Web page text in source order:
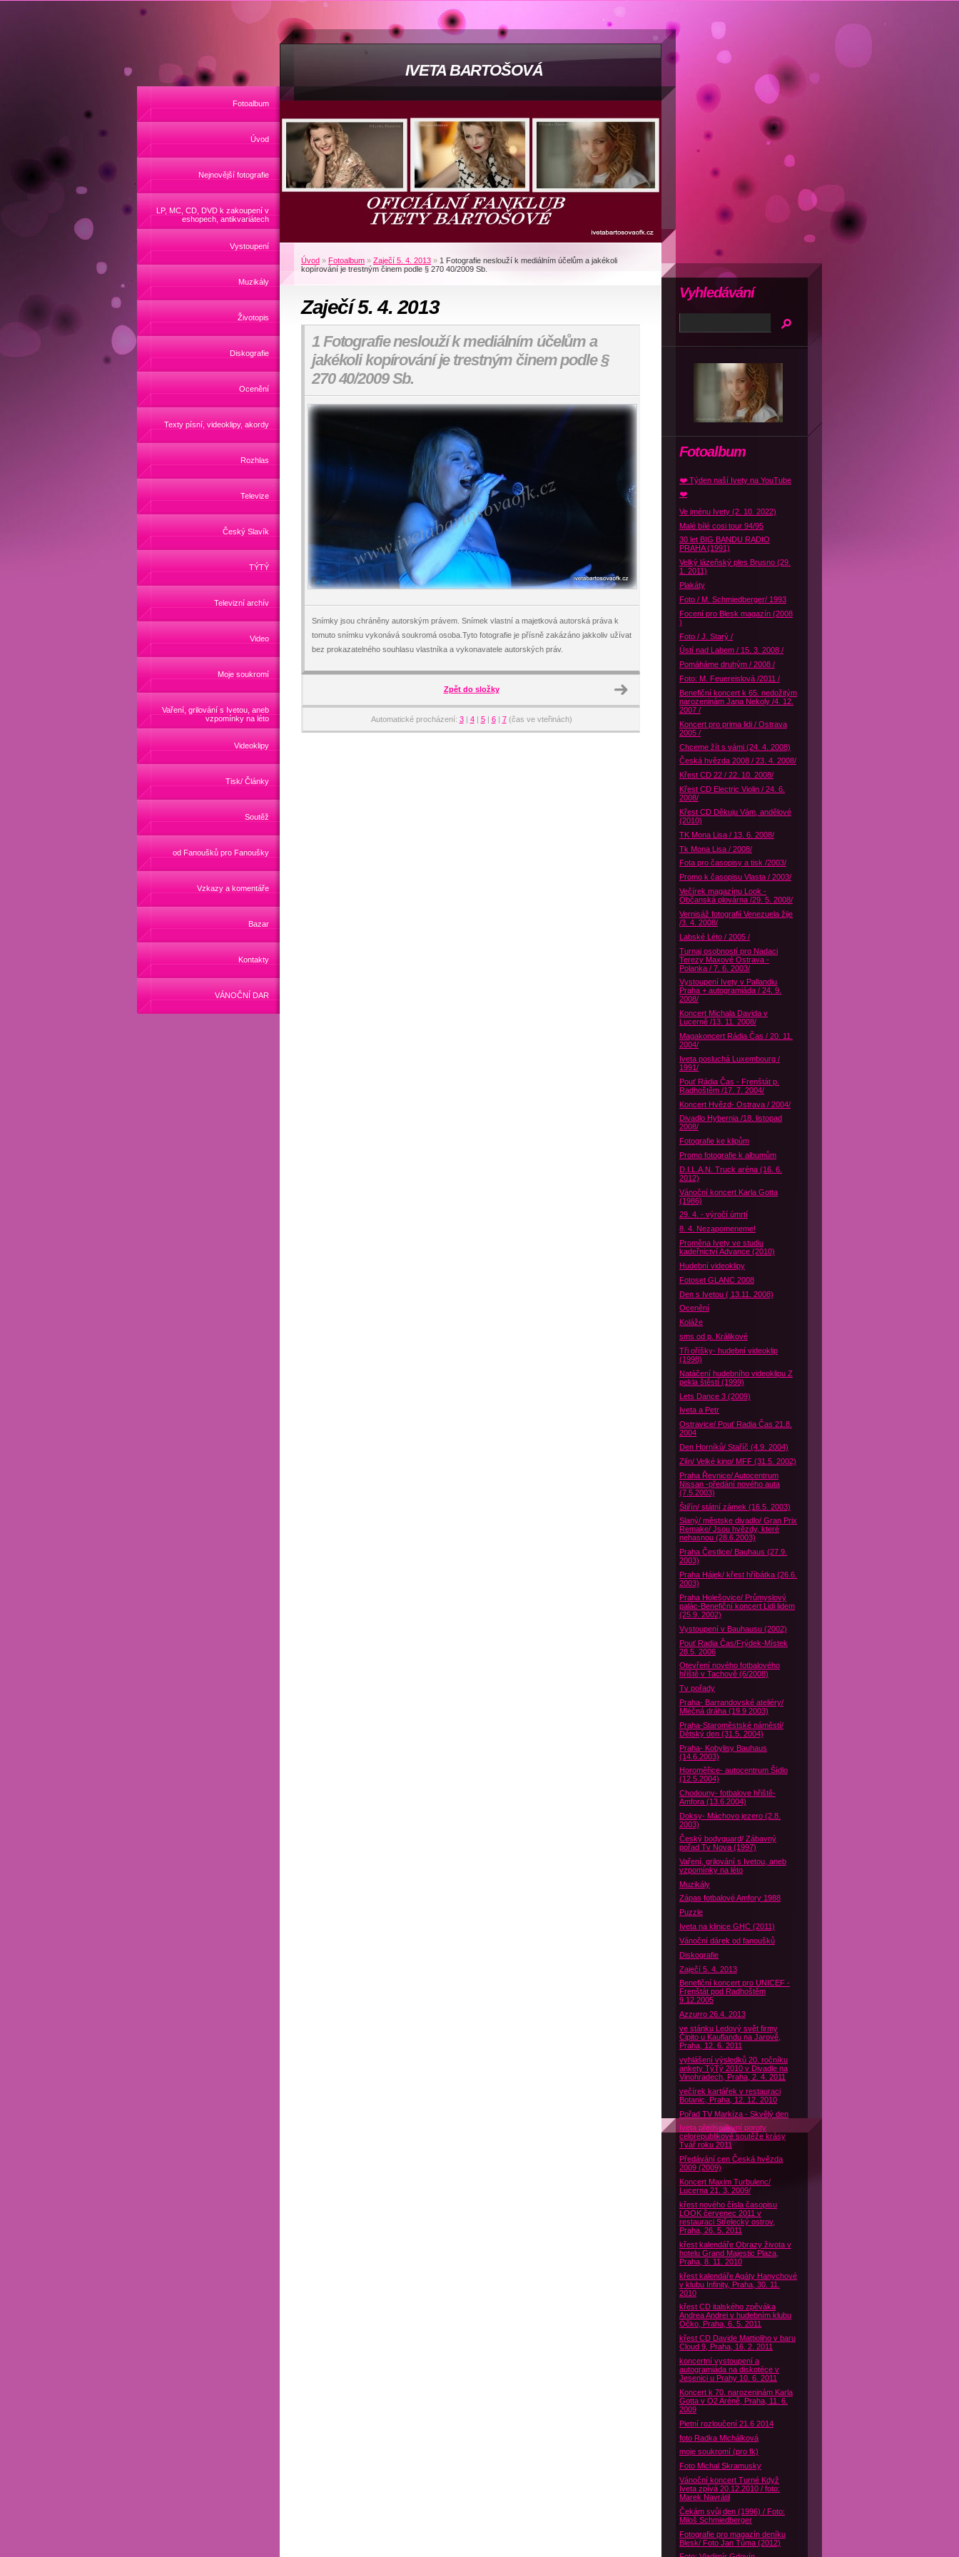
IVETA BARTOŠOVÁ
Fotoalbum
Úvod
Nejnovější fotografie
LP, MC, CD, DVD k zakoupení v
eshopech, antikvariátech
Vystoupení
Muzikály
Životopis
Diskografie
Ocenění
Texty písní, videoklipy, akordy
Rozhlas
Televize
Český Slavík
TÝTÝ
Televizní archív
Video
Moje soukromí
Vaření, grilování s Ivetou, aneb
vzpomínky na léto
Videoklipy
Tisk/ Články
Soutěž
od Fanoušků pro Fanoušky
Vzkazy a komentáře
Bazar
Kontakty
VÁNOČNÍ DAR
Úvod » Fotoalbum » Zaječí 5. 4. 2013 » 1 Fotografie neslouží k mediálním účelům a jakékoli
kopírování je trestným činem podle § 270 40/2009 Sb.
Zaječí 5. 4. 2013
1 Fotografie neslouží k mediálním účelům a
jakékoli kopírování je trestným činem podle §
270 40/2009 Sb.
Snímky jsou chráněny autorským právem. Snímek vlastní a majetková autorská práva k
tomuto snímku vykonává soukromá osoba.Tyto fotografie je přísně zakázáno jakkoliv užívat
bez prokazatelného souhlasu vlastníka a vykonavatele autorských práv.
Zpět do složky
Automatické procházení: 3| 4| 5| 6| 7(čas ve vteřinách)
Fotoalbum
❤️ Týden naší Ivety na YouTube
❤️
Ve jménu Ivety (2. 10. 2022)
Malé bílé cosi tour 94/95
30 let BIG BANDU RADIO
PRAHA (1991)
Velký lázeňský ples Brusno (29.
1. 2011)
Plakáty
Foto / M. Schmiedberger/ 1993
Focení pro Blesk magazín (2008
)
Foto / J. Starý /
Ústí nad Labem / 15. 3. 2008 /
Pomáháme druhým / 2008 /
Foto: M. Feuereislová /2011 /
Benefiční koncert k 65. nedožitým
narozeninám Jana Nekoly /4. 12.
2007 /
Koncert pro prima lidi / Ostrava
2005 /
Chceme žít s vámi (24. 4. 2008)
Česká hvězda 2008 / 23. 4. 2008/
Křest CD 22 / 22. 10. 2008/
Křest CD Electric Violin / 24. 6.
2008/
Křest CD Děkuju Vám, andělové
(2010)
TK Mona Lisa / 13. 6. 2008/
Tk Mona Lisa / 2008/
Fota pro časopisy a tisk /2003/
Promo k časopisu Vlasta / 2003/
Večírek magazínu Look -
Občanská plovárna /29. 5. 2008/
Vernisáž fotografií Venezuela žije
/3. 4. 2008/
Labské Léto / 2005 /
Turnaj osobností pro Nadaci
Terezy Maxové Ostrava -
Polanka / 7. 6. 2003/
Vystoupení Ivety v Pallandiu
Praha + autogramiáda / 24. 9.
2008/
Koncert Michala Davida v
Lucerně /13. 11. 2008/
Magakoncert Rádia Čas / 20. 11.
2004/
Iveta posluchá Luxembourg /
1991/
Pouť Rádia Čas - Frenštát p.
Radhoštěm /17. 7. 2004/
Koncert Hvězd- Ostrava / 2004/
Divadlo Hybernia /18. listopad
2008/
Fotografie ke klipům
Promo fotografie k albumům
D.I.L.A.N. Truck aréna (16. 6.
2012)
Vánoční koncert Karla Gotta
(1986)
29. 4. - výročí úmrtí
8. 4. Nezapomeneme!
Proměna Ivety ve studiu
kadeřnictví Advance (2010)
Hudební videoklipy
Fotoset GLANC 2008
Den s Ivetou ( 13.11. 2008)
Ocenění
Koláže
sms od p. Králikové
Tři oříšky- hudební videoklip
(1998)
Natáčení hudebního videoklipu Z
pekla štěstí (1999)
Lets Dance 3 (2009)
Iveta a Petr
Ostravice/ Pouť Radia Čas 21.8.
2004
Den Horníků/ Staříč (4.9. 2004)
Zlín/ Velké kino/ MFF (31.5. 2002)
Praha Řevnice/ Autocentrum
Nissan -předání nového auta
(7.5.2003)
Štiřín/ státní zámek (16.5. 2003)
Slaný/ městske divadlo/ Gran Prix
Remake/ Jsou hvězdy, které
nehasnou (28.6.2003)
Praha Čestlice/ Bauhaus (27.9.
2003)
Praha Hájek/ křest hříbátka (26.6.
2003)
Praha Holešovice/ Průmyslový
palác-Benefiční koncert Lidi lidem
(25.9. 2002)
Vystoupení v Bauhausu (2002)
Pouť Radia Čas/Frýdek-Místek
28.5. 2006
Otevření nového fotbalového
hřiště v Tachově (6/2008)
Tv pořady
Praha- Barrandovské ateliéry/
Mléčná dráha (19.9 2003)
Praha-Staroměstské náměstí/
Dětský den (31.5. 2004)
Praha- Kobylisy Bauhaus
(14.6.2003)
Horoměřice- autocentrum Šídlo
(12.5.2004)
Chodouny- fotbalove hřiště-
Amfora (13.6.2004)
Doksy- Máchovo jezero (2.8.
2003)
Český bodyguard/ Zábavný
pořad Tv Nova (1997)
Vaření, grilování s Ivetou, aneb
vzpomínky na léto
Muzikály
Zápas fotbalové Amfory 1988
Puzzle
Iveta na klinice GHC (2011)
Vánoční dárek od fanoušků
Diskografie
Zaječí 5. 4. 2013
Benefiční koncert pro UNICEF -
Frenštát pod Radhoštěm
9.12.2005
Azzurro 26.4. 2013
ve stánku Ledový svět firmy
Čipito u Kauflandu na Jarově,
Praha, 12. 6. 2011
vyhlášení výsledků 20. ročníku
ankety TýTý 2010 v Divadle na
Vinohradech, Praha, 2. 4. 2011
večírek kartářek v restauraci
Botanic, Praha, 12. 12. 2010
Pořad TV Markíza - Skvělý den
Iveta předsedkyní poroty
celorepublikové soutěže krásy
Tvář roku 2011
Předávání cen Česká hvězda
2009 (2009)
Koncert Maxim Turbulenc/
Lucerna 21. 3. 2009/
křest nového čísla časopisu
LOOK červenec 2011 v
restauraci Střelecký ostrov,
Praha, 26. 5. 2011
křest kalendáře Obrazy života v
hotelu Grand Majestic Plaza,
Praha, 8. 11. 2010
křest kalendáře Agáty Hanychové
v klubu Infinity, Praha, 30. 11.
2010
křest CD italského zpěváka
Andrea Andrei v hudebním klubu
Óčko, Praha, 6. 5. 2011
křest CD Davide Mattioliho v baru
Cloud 9, Praha, 16. 2. 2011
koncertní vystoupení a
autogramiáda na diskotéce v
Jesenici u Prahy 10. 6. 2011
Koncert k 70. narozeninám Karla
Gotta v O2 Aréně, Praha, 11. 6.
2009
Pietní rozloučení 21.6 2014
foto Radka Michálková
moje soukromí (pro fk)
Foto Michal Skramusky
Vánoční koncert Turné Když
Iveta zpívá 20.12.2010 / foto:
Marek Navrátil
Čekám svůj den (1996) / Foto:
Miloš Schmiedberger
Fotografie pro magazín deníku
Blesk/ Foto Jan Tůma (2012)
Vyhledávání